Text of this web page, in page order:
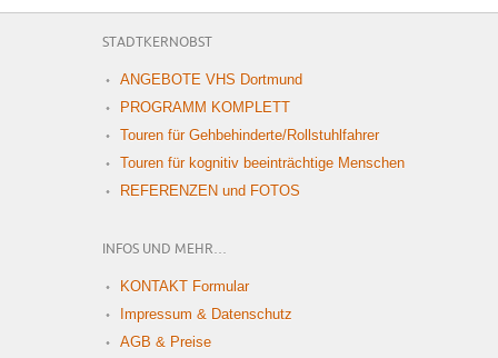
STADTKERNOBST
ANGEBOTE VHS Dortmund
PROGRAMM KOMPLETT
Touren für Gehbehinderte/Rollstuhlfahrer
Touren für kognitiv beeinträchtige Menschen
REFERENZEN und FOTOS
INFOS UND MEHR…
KONTAKT Formular
Impressum & Datenschutz
AGB & Preise